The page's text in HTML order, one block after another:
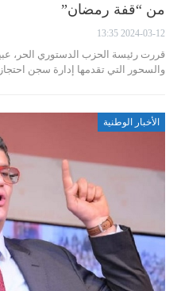
من “قفة رمضان”
2024-03-12 13:35
قررت رئيسة الحزب الدستوري الحر،
والسحور التي تقدمها إدارة سجن
الأخبار الوطنية